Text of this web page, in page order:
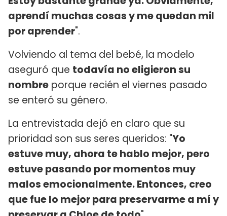
aprendí muchas cosas y me quedan mil
por aprender".
Volviendo al tema del bebé, la modelo
aseguró que todavía no eligieron su
nombre porque recién el viernes pasado
se enteró su género.
La entrevistada dejó en claro que su
prioridad son sus seres queridos: "Yo
estuve muy, ahora te hablo mejor, pero
estuve pasando por momentos muy
malos emocionalmente. Entonces, creo
que fue lo mejor para preservarme a mí y